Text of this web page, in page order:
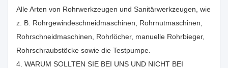
Alle Arten von Rohrwerkzeugen und Sanitärwerkzeugen, wie
z. B. Rohrgewindeschneidmaschinen, Rohrnutmaschinen,
Rohrschneidmaschinen, Rohrlöcher, manuelle Rohrbieger,
Rohrschraubstöcke sowie die Testpumpe.
4. WARUM SOLLTEN SIE BEI UNS UND NICHT BEI